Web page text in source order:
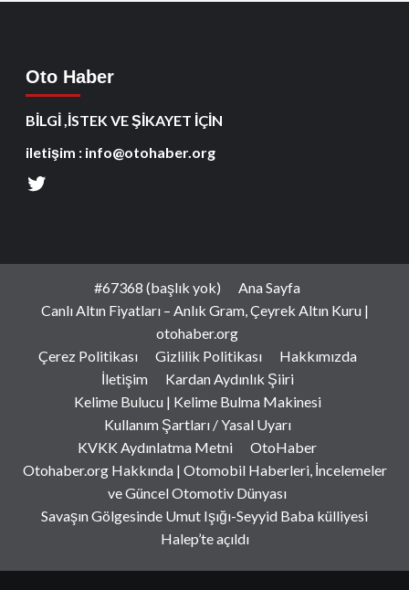
Oto Haber
BİLGİ ,İSTEK VE ŞİKAYET İÇİN
iletişim : info@otohaber.org
#67368 (başlık yok)
Ana Sayfa
Canlı Altın Fiyatları – Anlık Gram, Çeyrek Altın Kuru |
otohaber.org
Çerez Politikası
Gizlilik Politikası
Hakkımızda
İletişim
Kardan Aydınlık Şiiri
Kelime Bulucu | Kelime Bulma Makinesi
Kullanım Şartları / Yasal Uyarı
KVKK Aydınlatma Metni
OtoHaber
Otohaber.org Hakkında | Otomobil Haberleri, İncelemeler
ve Güncel Otomotiv Dünyası
Savaşın Gölgesinde Umut Işığı-Seyyid Baba külliyesi
Halep’te açıldı